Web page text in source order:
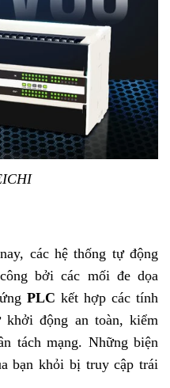
các hệ thống tự động
bởi các mối đe dọa
PLC kết hợp các tính
khởi động an toàn, kiểm
tách mạng. Những biện
bạn khỏi bị truy cập trái